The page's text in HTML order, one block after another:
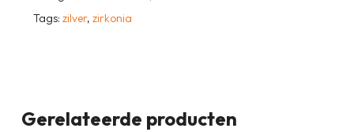
Tags: zilver, zirkonia
Gerelateerde producten